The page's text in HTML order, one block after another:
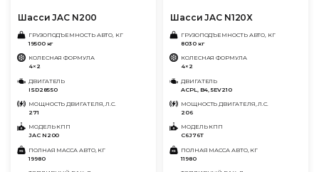
Шасси JAC N200
ГРУЗОПОДЪЕМНОСТЬ АВТО, КГ
19500 кг
КОЛЕСНАЯ ФОРМУЛА
4×2
ДВИГАТЕЛЬ
ISD285 50
МОЩНОСТЬ ДВИГАТЕЛЯ, Л.С.
271
МОДЕЛЬ КПП
JAC N200
ПОЛНАЯ МАССА АВТО, КГ
19980
Шасси JAC N120X
ГРУЗОПОДЪЕМНОСТЬ АВТО, КГ
8030 кг
КОЛЕСНАЯ ФОРМУЛА
4×2
ДВИГАТЕЛЬ
ACPL, B4, 5EV210
МОЩНОСТЬ ДВИГАТЕЛЯ, Л.С.
206
МОДЕЛЬ КПП
C6J76T
ПОЛНАЯ МАССА АВТО, КГ
11980